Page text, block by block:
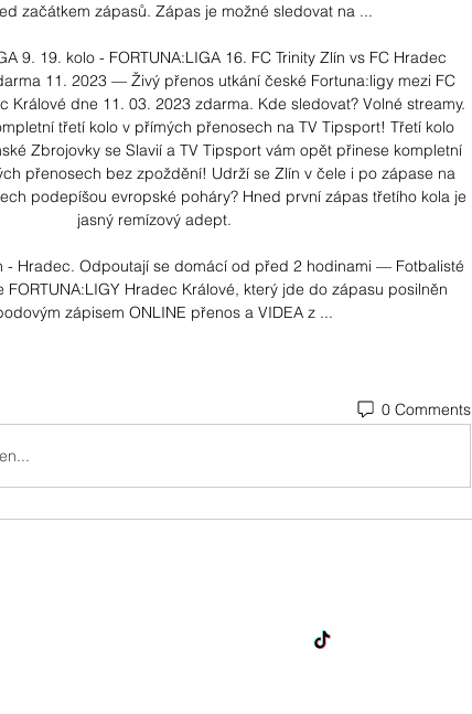
začátkem zápasů. Zápas je možné sledovat na ...
9. 19. kolo - FORTUNA:LIGA 16. FC Trinity Zlín vs FC Hradec
11. 2023 — Živý přenos utkání české Fortuna:ligy mezi FC
Králové dne 11. 03. 2023 zdarma. Kde sledovat? Volné streamy.
třetí kolo v přímých přenosech na TV Tipsport! Třetí kolo
Zbrojovky se Slavií a TV Tipsport vám opět přinese kompletní
přenosech bez zpoždění! Udrží se Zlín v čele i po zápase na
podepíšou evropské poháry? Hned první zápas třetího kola je
jasný remízový adept.
- Hradec. Odpoutají se domácí od před 2 hodinami — Fotbalisté
FORTUNA:LIGY Hradec Králové, který jde do zápasu posilněn
zápisem ONLINE přenos a VIDEA z ...
0 Comments